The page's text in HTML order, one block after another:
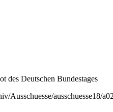
des Deutschen Bundestages
Ausschuesse/ausschuesse18/